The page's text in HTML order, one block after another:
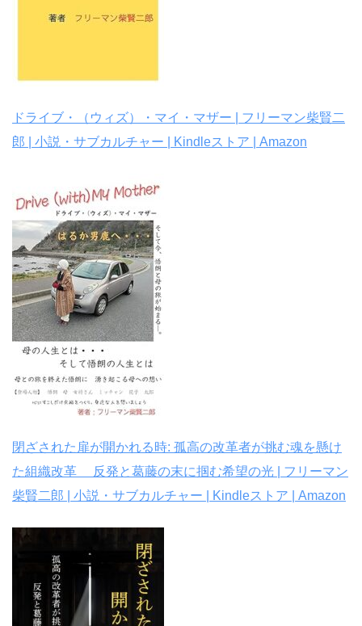
ドライブ・（ウィズ）・マイ・マザー | フリーマン柴賢二
郎 | 小説・サブカルチャー | Kindleストア | Amazon
閉ざされた扉が開かれる時: 孤高の改革者が挑む魂を懸け
た組織改革 反発と葛藤の末に掴む希望の光 | フリーマン
柴賢二郎 | 小説・サブカルチャー | Kindleストア | Amazon